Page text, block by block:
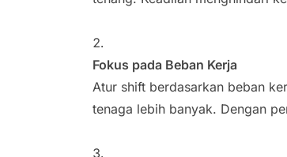
Fokus pada Beban Kerja
Atur shift berdasarkan beban
tenaga lebih banyak. Dengan